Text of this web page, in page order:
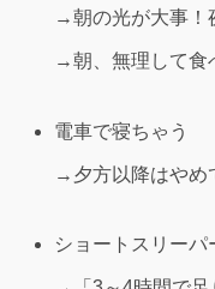
→朝の光が大事！
→朝、無理して食
電車で寝ちゃう
→夕方以降はやめ
ショートスリーパ